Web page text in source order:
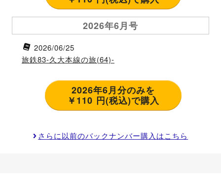
2026年6月号
2026/06/25
旅鉄83-久大本線の旅(64)-
2026年6月分のみを
￥110 円(税込)で購入
さらに以前のバックナンバー購入はこちら